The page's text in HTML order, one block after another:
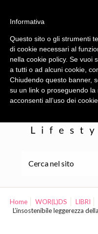
Home WOR(L)DS
LIBRI
L’insostenibile leggerezza
Informativa
Questo sito o gli strumenti
di cookie necessari al
nella cookie policy. Se vuoi
a tutti o ad alcuni cookie,
Chiudendo questo banner,
su un link o proseguendo la
acconsenti all’uso dei cookie.